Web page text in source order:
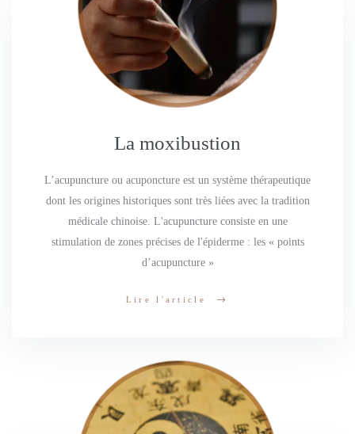
La moxibustion
L’acupuncture ou acuponcture est un système thérapeutique
dont les origines historiques sont très liées avec la tradition
médicale chinoise. L'acupuncture consiste en une
stimulation de zones précises de l'épiderme : les « points
d’acupuncture »
Lire l'article